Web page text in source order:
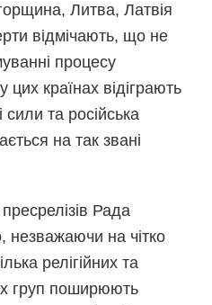
Литва, Латвія
відмічають, що не
процесу
цих країнах відіграють
сили та російська
на так звані
Рада
на чітко
релігійних та
груп поширюють